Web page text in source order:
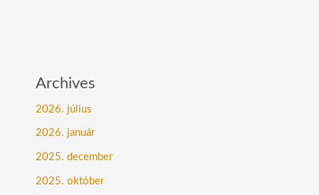
Archives
2026. július
2026. január
2025. december
2025. október